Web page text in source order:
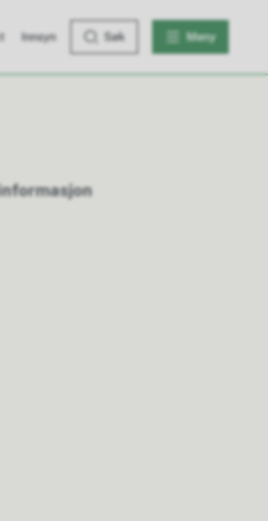
Innsyn Søk Meny